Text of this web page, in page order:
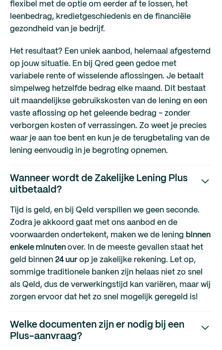
flexibel met de optie om eerder af te lossen, het
leenbedrag, kredietgeschiedenis en de financiële
gezondheid van je bedrijf.
Het resultaat? Een uniek aanbod, helemaal afgestemd
op jouw situatie. En bij Qred geen gedoe met
variabele rente of wisselende aflossingen. Je betaalt
simpelweg hetzelfde bedrag elke maand. Dit bestaat
uit maandelijkse gebruikskosten van de lening en een
vaste aflossing op het geleende bedrag - zonder
verborgen kosten of verrassingen. Zo weet je precies
waar je aan toe bent en kun je de terugbetaling van de
lening eenvoudig in je begroting opnemen.
Wanneer wordt de Zakelijke Lening Plus
uitbetaald?
Tijd is geld, en bij Qeld verspillen we geen seconde.
Zodra je akkoord gaat met ons aanbod en de
voorwaarden ondertekent, maken we de lening binnen
enkele minuten over. In de meeste gevallen staat het
geld binnen 24 uur op je zakelijke rekening. Let op,
sommige traditionele banken zijn helaas niet zo snel
als Qeld, dus de verwerkingstijd kan variëren, maar wij
zorgen ervoor dat het zo snel mogelijk geregeld is!
Welke documenten zijn er nodig bij een
Plus-aanvraag?